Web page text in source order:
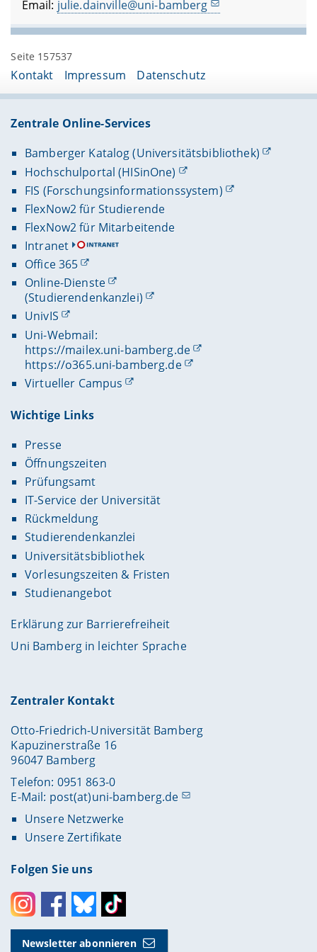
Email: julie.dainville@uni-bamberg
Seite 157537
Kontakt Impressum Datenschutz
Zentrale Online-Services
Bamberger Katalog (Universitätsbibliothek)
Hochschulportal (HISinOne)
FIS (Forschungsinformationssystem)
FlexNow2 für Studierende
FlexNow2 für Mitarbeitende
Intranet
Office 365
Online-Dienste
(Studierendenkanzlei)
UnivIS
Uni-Webmail:
https://mailex.uni-bamberg.de
https://o365.uni-bamberg.de
Virtueller Campus
Wichtige Links
Presse
Öffnungszeiten
Prüfungsamt
IT-Service der Universität
Rückmeldung
Studierendenkanzlei
Universitätsbibliothek
Vorlesungszeiten & Fristen
Studienangebot
Erklärung zur Barrierefreiheit
Uni Bamberg in leichter Sprache
Zentraler Kontakt
Otto-Friedrich-Universität Bamberg
Kapuzinerstraße 16
96047 Bamberg
Telefon: 0951 863-0
E-Mail: post(at)uni-bamberg.de
Unsere Netzwerke
Unsere Zertifikate
Folgen Sie uns
InstagramFacebookBlueskyToktok
Newsletter abonnieren